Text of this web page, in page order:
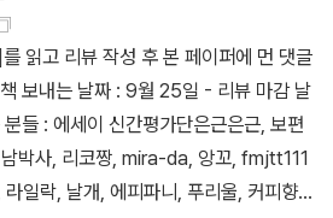
. 생전 처음 보는 나 자신의 모습을 볼 때
무것도 하지 못합니다. 당신이 걸어오는
달리는 전선줄처럼 웅웅거리고 있을 뿐
보면 엄밀하게는 당신이 걸어오는 말은
신'의 말이지요. 그 말에 나는 아무런 응
슨 뜻인지 모르기 때문입니다. 그저 한참
말하는 바와 같이 시는 완벽한 풀이를
한 길이 펼쳐진 변화의 언어가 살아 움직
때 사람은 변화하고, 추억을 더듬기도 하
시의 언어가 우리가 말할 때와 같은 문법
전혀 가 박혀야 할 단어가 아닌데 있다는
하지만 이럴 때야 비로소 시가 시다워
마 작년과 올 해가 가장 큰 화두로 떠오르
회사에서도 작년부터 준비해 올 해 하둡
서비스를 런칭했다. 그래서인지 이 책의
대부분 다 아는 내용이었지만, 그래도
함께 빠지지 않고 전체적인 조망을 하기
님의 리뷰 (명품이 들려주는 주인의
요? (예/아니오)4. 에세이 분야 파트장으
예/아니오) ==================
신
일지원하시기 전에 모집 공지글을 꼭 읽
지원이 불가능합니다. 11기 에세이 분야
읽고 리뷰 작성 후 본 페이퍼에 먼 댓글
보내는 날짜 : 9월 25일 - 리뷰 마감 날
들 : 에세이 신간평가단은근은근, 보편
박사, 리코짱, mira-da, 앙꼬, fmjtt111
일락, 날개, 에피파니, 푸리울, 커피향기,